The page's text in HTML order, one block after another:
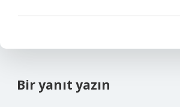
Bir yanıt yazın